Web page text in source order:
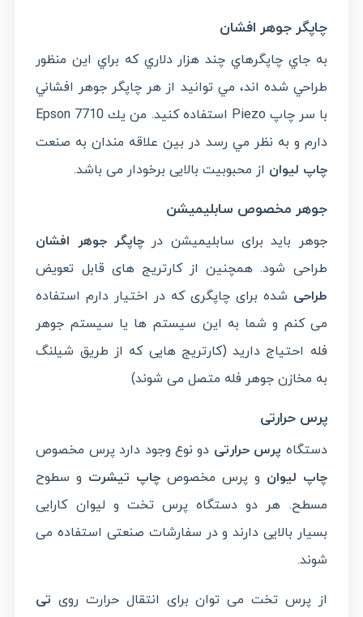
چاپگر جوهر افشان
به جاي چاپگرهاي چند هزار دلاري كه براي اين منظور
طراحي شده اند، مي توانيد از هر چاپگر جوهر افشاني
با سر چاپ Piezo استفاده كنيد. من يك Epson 7710
دارم و به نظر مي رسد در بين علاقه مندان به صنعت
چاپ لیوان از محبوبیت بالایی برخودار می باشد.
جوهر مخصوص سابلیمیشن
جوهر باید برای سابلیمیشن در چاپگر جوهر افشان
طراحی شود. همچنین از کارتریج های قابل تعویض
طراحی شده برای چاپگری که در اختیار دارم استفاده
می کنم و شما به این سیستم ها یا سیستم جوهر
فله احتیاج دارید (کارتریج هایی که از طریق شیلنگ
به مخازن جوهر فله متصل می شوند)
پرس حرارتی
دستگاه پرس حرارتی دو نوع وجود دارد پرس مخصوص
چاپ لیوان و پرس مخصوص چاپ تیشرت و سطوح
مسطح. هر دو دستگاه پرس تخت و لیوان کارایی
بسیار بالایی دارند و در سفارشات صنعتی استفاده می
شوند.
از پرس تخت می توان برای انتقال حرارت روی تی